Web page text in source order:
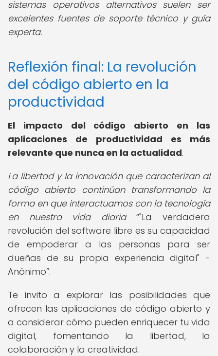
sistemas operativos alternativos suelen ser
excelentes fuentes de soporte técnico y guía
experta.
Reflexión final: La revolución
del código abierto en la
productividad
El impacto del código abierto en las
aplicaciones de productividad es más
relevante que nunca en la actualidad.
La libertad y la innovación que caracterizan al
código abierto continúan transformando la
forma en que interactuamos con la tecnología
en nuestra vida diaria
"La verdadera
revolución del software libre es su capacidad
de empoderar a las personas para ser
dueñas de su propia experiencia digital" -
Anónimo .
Te invito a explorar las posibilidades que
ofrecen las aplicaciones de código abierto y
a considerar cómo pueden enriquecer tu vida
digital, fomentando la libertad, la
colaboración y la creatividad.